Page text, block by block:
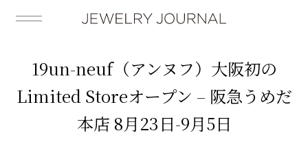
19un-neuf（アンヌフ）大阪初の
Limited Storeオープン – 阪急うめだ
本店 8月23日-9月5日